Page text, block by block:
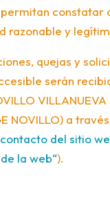
constatar
razonable y
quejas y
serán
VILLANUEVA
NOVILLO) a
del sitio
la web“).